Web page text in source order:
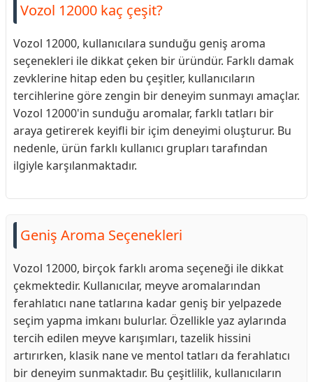
Vozol 12000 kaç çeşit?
Vozol 12000, kullanıcılara sunduğu geniş aroma
seçenekleri ile dikkat çeken bir üründür. Farklı damak
zevklerine hitap eden bu çeşitler, kullanıcıların
tercihlerine göre zengin bir deneyim sunmayı amaçlar.
Vozol 12000'in sunduğu aromalar, farklı tatları bir
araya getirerek keyifli bir içim deneyimi oluşturur. Bu
nedenle, ürün farklı kullanıcı grupları tarafından
ilgiyle karşılanmaktadır.
Geniş Aroma Seçenekleri
Vozol 12000, birçok farklı aroma seçeneği ile dikkat
çekmektedir. Kullanıcılar, meyve aromalarından
ferahlatıcı nane tatlarına kadar geniş bir yelpazede
seçim yapma imkanı bulurlar. Özellikle yaz aylarında
tercih edilen meyve karışımları, tazelik hissini
artırırken, klasik nane ve mentol tatları da ferahlatıcı
bir deneyim sunmaktadır. Bu çeşitlilik, kullanıcıların